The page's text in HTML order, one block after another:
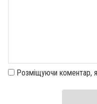
Розміщуючи коментар,